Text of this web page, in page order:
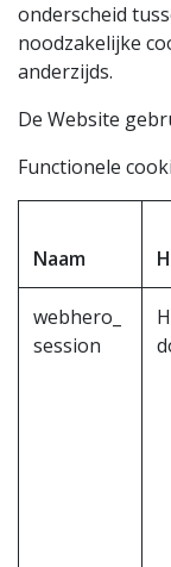
onderscheid
noodzakelijke
anderzijds.
De Website
Functionele
Naam
webhero_
session